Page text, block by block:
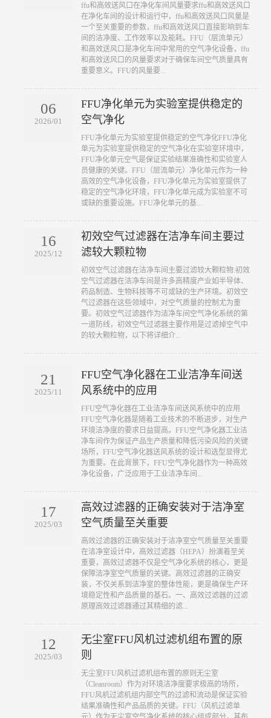
​ffu和高效送风口在净化车间风量要求ffu和高效送风口
在净化车间的设计和运行中，ffu和高效送风口风量是
一个至关重要的参数，ffu和高效送风口直接影响到车
间的洁净度、工作效率以及能耗。FFU（层流单元）
和高效送风口是净化车间中常用的空气净化设备，ffu
和高效送风口的风量要求对于确保车间空气质量具有
重要意义。FFU的风量要...
06
2026/01
FFU净化单元为实验室提供稳定的
空气净化
​FFU净化单元为实验室提供稳定的空气净化FFU净化
单元为实验室提供稳定的空气净化在实验室环境中，
FFU净化单元空气是保证实验结果准确性和实验室人
员健康的关键。FFU（层流单元）净化单元作为一种
高效的空气净化设备，FFU净化单元为实验室提供了
稳定的空气净化环境，FFU净化单元成为实验室不可
或缺的重要设施。FFU净化单元的基...
16
2025/12
初效空气过滤器在洁净车间主要过
滤较大颗粒物
​初效空气过滤器在洁净车间主要过滤较大颗粒物:初效
空气过滤器在洁净车间是许多高精度产业如半导体、
药品制造、生物科技等不可或缺的生产环境。初效空
气过滤器在这些领域中，对空气质量的控制尤为重
要。初效空气过滤器作为洁净车间空气净化系统的第
一道防线，初效空气过滤器主要作用是过滤掉空气中
的较大颗粒物，以下将详细介...
21
2025/11
FFU空气净化器在工业洁净车间送
风系统中的应用
​FFU空气净化器在工业洁净车间送风系统中的应用
FFU空气净化器是随着工业技术的不断进步，对生产
环境洁净度的要求日益提高。FFU空气净化器工业洁
净车间作为保证产品生产质量和降低污染风险的关键
场所，FFU空气净化器送风系统的设计和选型显得尤
为重要。在此背景下，FFU空气净化器作为一种高效
净化设备，广泛应用于工业洁净车间...
17
2025/03
高效过滤器的正确安装对于洁净室
空气质量至关重要
​高效过滤器的正确安装对于洁净室空气质量至关重要
在洁净室设计中，高效过滤器（HEPA）扮演着至关
重要，高效过滤器不仅是空气净化系统的核心，更是
保障洁净室空气质量的关键。高效过滤器的正确安
装，不仅关系到洁净室的整体性能，更是确保生产环
境稳定性和产品质量的基石。一、高效过滤器的过滤
原理高效过滤器通过其精细的滤...
12
2025/03
无尘室FFU风机过滤机组布置的原
则
​无尘室FFU风机过滤机组布置的原则无尘室
（Cleanroom）作为对环境洁净度要求极高的场所，
FFU风机过滤机组内部空气的过滤和流动是保证实验
结果准确性和产品品质的关键。FFU（风机过滤单